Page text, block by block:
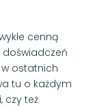
cenną
ostatnich
tu o każdym
czy też